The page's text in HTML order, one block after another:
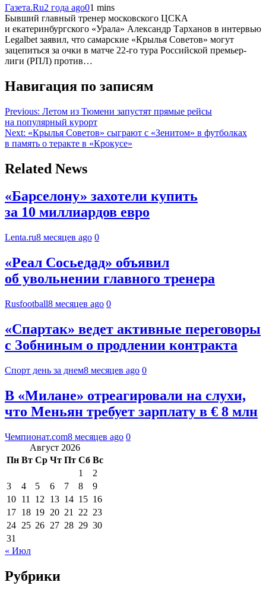
Газета.Ru2 года ago01 mins
Бывший главный тренер московского ЦСКА
и екатеринбургского «Урала» Александр Тарханов в интервью
Legalbet заявил, что самарские «Крылья Советов» могут
зацепиться за очки в матче 22-го тура Российской премьер-
лиги (РПЛ) против…
Навигация по записям
Previous: Летом из Тюмени запустят прямые рейсы
на популярный курорт
Next: «Крылья Советов» сыграют с «Зенитом» в футболках
в память о теракте в «Крокусе»
Related News
«Барселону» захотели купить
за 10 миллиардов евро
Lenta.ru8 месяцев ago 0
«Реал Сосьедад» объявил
об увольнении главного тренера
Rusfootball8 месяцев ago 0
«Спартак» ведет активные переговоры
с Зобниным о продлении контракта
Спорт день за днем8 месяцев ago 0
В «Милане» отреагировали на слухи,
что Меньян требует зарплату в € 8 млн
Чемпионат.com8 месяцев ago 0
Август 2026
Пн Вт Ср Чт Пт Сб Вс
1
2
3
4 5 6 7 8
9
10 11 12 13 14 15 16
17 18 19 20 21 22 23
24 25 26 27 28 29 30
31
« Июл
Рубрики